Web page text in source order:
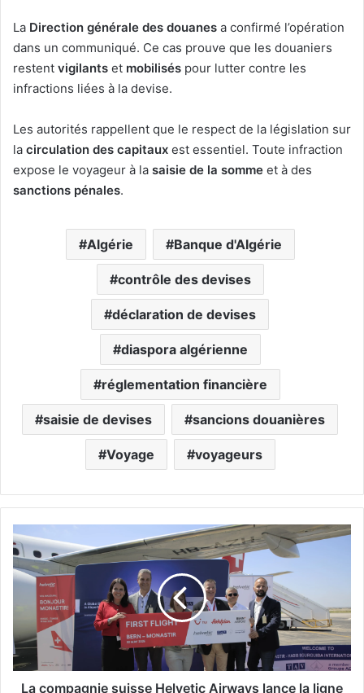
La Direction générale des douanes a confirmé l’opération
dans un communiqué. Ce cas prouve que les douaniers
restent vigilants et mobilisés pour lutter contre les
infractions liées à la devise.
Les autorités rappellent que le respect de la législation sur
la circulation des capitaux est essentiel. Toute infraction
expose le voyageur à la saisie de la somme et à des
sanctions pénales.
Algérie Banque d'Algérie
contrôle des devises
déclaration de devises
diaspora algérienne
réglementation financière
saisie de devises sancions douanières
Voyage voyageurs
L
a
c
o
a
g
n
La compagnie suisse Helvetic Airways lance la ligne